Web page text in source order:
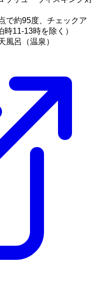
で約95度、チェックア
11-13時を除く）
風呂（温泉）